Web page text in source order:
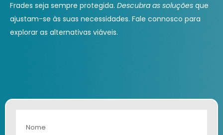
Frades seja sempre protegida. Descubra as soluções que
ajustam-se às suas necessidades. Fale connosco para
explorar as alternativas viáveis.